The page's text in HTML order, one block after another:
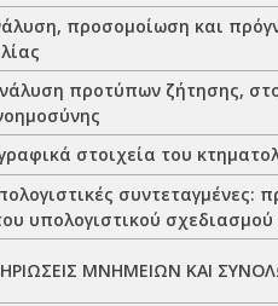
προσομοίωση και
προτύπων ζήτησης,
στοιχεία του
συντεταγμένες:
υπολογιστικού
ΜΝΗΜΕΙΩΝ ΚΑΙ